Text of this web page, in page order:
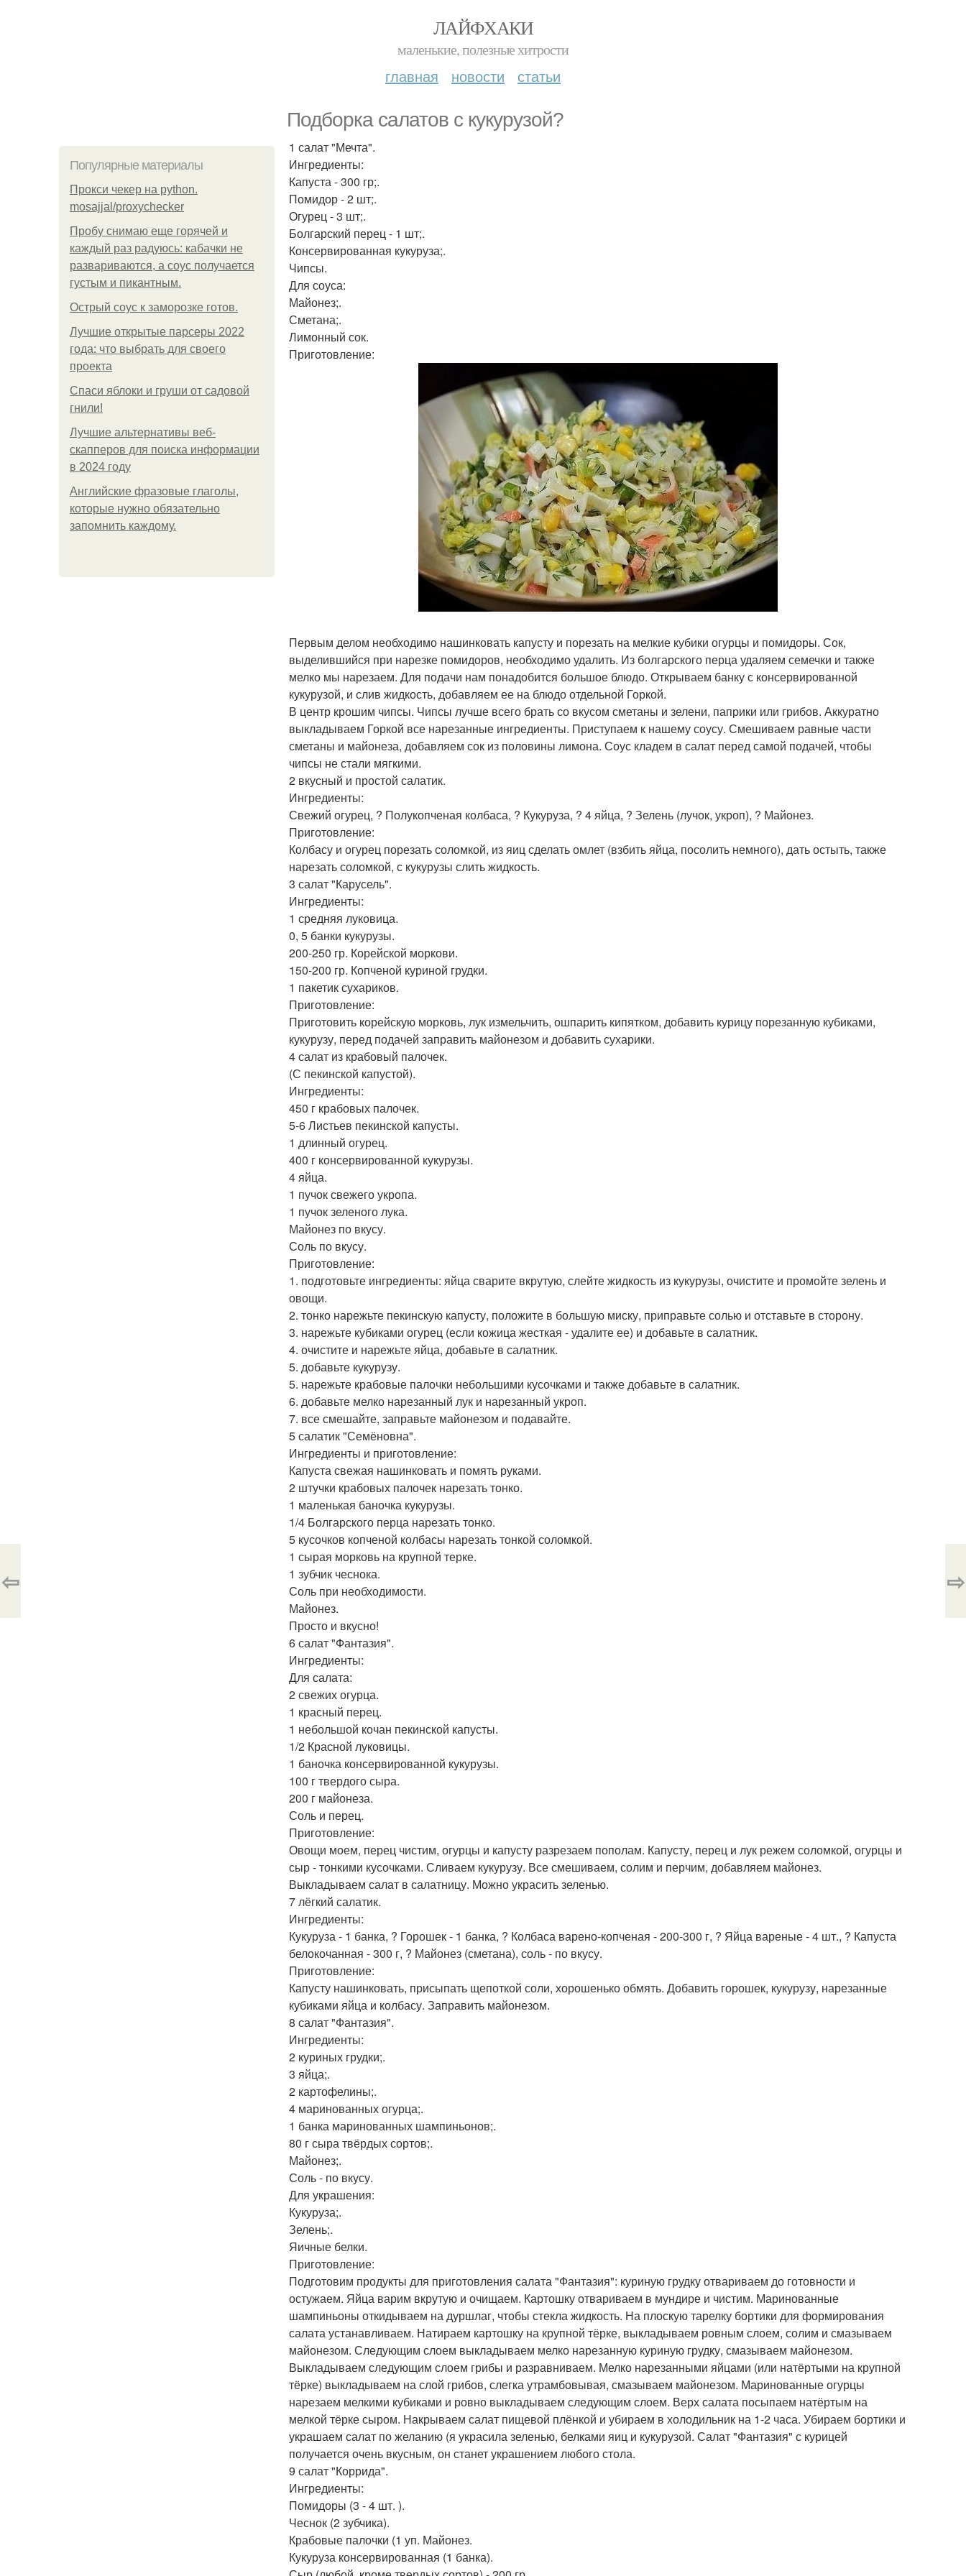
ЛАЙФХАКИ
маленькие, полезные хитрости
главная новости статьи
Подборка салатов с кукурузой?
Популярные материалы
Прокси чекер на python.
mosajjal/proxychecker
Пробу снимаю еще горячей и
каждый раз радуюсь: кабачки не
развариваются, а соус получается
густым и пикантным.
Острый соус к заморозке готов.
Лучшие открытые парсеры 2022
года: что выбрать для своего
проекта
Спаси яблоки и груши от садовой
гнили!
Лучшие альтернативы веб-
скапперов для поиска информации
в 2024 году
Английские фразовые глаголы,
которые нужно обязательно
запомнить каждому.
1 салат "Мечта".
Ингредиенты:
Капуста - 300 гр;.
Помидор - 2 шт;.
Огурец - 3 шт;.
Болгарский перец - 1 шт;.
Консервированная кукуруза;.
Чипсы.
Для соуса:
Майонез;.
Сметана;.
Лимонный сок.
Приготовление:
Первым делом необходимо нашинковать капусту и порезать на мелкие кубики огурцы и помидоры. Сок,
выделившийся при нарезке помидоров, необходимо удалить. Из болгарского перца удаляем семечки и также
мелко мы нарезаем. Для подачи нам понадобится большое блюдо. Открываем банку с консервированной
кукурузой, и слив жидкость, добавляем ее на блюдо отдельной Горкой.
В центр крошим чипсы. Чипсы лучше всего брать со вкусом сметаны и зелени, паприки или грибов. Аккуратно
выкладываем Горкой все нарезанные ингредиенты. Приступаем к нашему соусу. Смешиваем равные части
сметаны и майонеза, добавляем сок из половины лимона. Соус кладем в салат перед самой подачей, чтобы
чипсы не стали мягкими.
2 вкусный и простой салатик.
Ингредиенты:
Свежий огурец, ? Полукопченая колбаса, ? Кукуруза, ? 4 яйца, ? Зелень (лучок, укроп), ? Майонез.
Приготовление:
Колбасу и огурец порезать соломкой, из яиц сделать омлет (взбить яйца, посолить немного), дать остыть, также
нарезать соломкой, с кукурузы слить жидкость.
3 салат "Карусель".
Ингредиенты:
1 средняя луковица.
0, 5 банки кукурузы.
200-250 гр. Корейской моркови.
150-200 гр. Копченой куриной грудки.
1 пакетик сухариков.
Приготовление:
Приготовить корейскую морковь, лук измельчить, ошпарить кипятком, добавить курицу порезанную кубиками,
кукурузу, перед подачей заправить майонезом и добавить сухарики.
4 салат из крабовый палочек.
(С пекинской капустой).
Ингредиенты:
450 г крабовых палочек.
5-6 Листьев пекинской капусты.
1 длинный огурец.
400 г консервированной кукурузы.
4 яйца.
1 пучок свежего укропа.
1 пучок зеленого лука.
Майонез по вкусу.
Соль по вкусу.
Приготовление:
1. подготовьте ингредиенты: яйца сварите вкрутую, слейте жидкость из кукурузы, очистите и промойте зелень и
овощи.
2. тонко нарежьте пекинскую капусту, положите в большую миску, приправьте солью и отставьте в сторону.
3. нарежьте кубиками огурец (если кожица жесткая - удалите ее) и добавьте в салатник.
4. очистите и нарежьте яйца, добавьте в салатник.
5. добавьте кукурузу.
5. нарежьте крабовые палочки небольшими кусочками и также добавьте в салатник.
6. добавьте мелко нарезанный лук и нарезанный укроп.
7. все смешайте, заправьте майонезом и подавайте.
5 салатик "Семёновна".
Ингредиенты и приготовление:
Капуста свежая нашинковать и помять руками.
2 штучки крабовых палочек нарезать тонко.
1 маленькая баночка кукурузы.
1/4 Болгарского перца нарезать тонко.
5 кусочков копченой колбасы нарезать тонкой соломкой.
1 сырая морковь на крупной терке.
1 зубчик чеснока.
Соль при необходимости.
Майонез.
Просто и вкусно!
6 салат "Фантазия".
Ингредиенты:
Для салата:
2 свежих огурца.
1 красный перец.
1 небольшой кочан пекинской капусты.
1/2 Красной луковицы.
1 баночка консервированной кукурузы.
100 г твердого сыра.
200 г майонеза.
Соль и перец.
Приготовление:
Овощи моем, перец чистим, огурцы и капусту разрезаем пополам. Капусту, перец и лук режем соломкой, огурцы и
сыр - тонкими кусочками. Сливаем кукурузу. Все смешиваем, солим и перчим, добавляем майонез.
Выкладываем салат в салатницу. Можно украсить зеленью.
7 лёгкий салатик.
Ингредиенты:
Кукуруза - 1 банка, ? Горошек - 1 банка, ? Колбаса варено-копченая - 200-300 г, ? Яйца вареные - 4 шт., ? Капуста
белокочанная - 300 г, ? Майонез (сметана), соль - по вкусу.
Приготовление:
Капусту нашинковать, присыпать щепоткой соли, хорошенько обмять. Добавить горошек, кукурузу, нарезанные
кубиками яйца и колбасу. Заправить майонезом.
8 салат "Фантазия".
Ингредиенты:
2 куриных грудки;.
3 яйца;.
2 картофелины;.
4 маринованных огурца;.
1 банка маринованных шампиньонов;.
80 г сыра твёрдых сортов;.
Майонез;.
Соль - по вкусу.
Для украшения:
Кукуруза;.
Зелень;.
Яичные белки.
Приготовление:
Подготовим продукты для приготовления салата "Фантазия": куриную грудку отвариваем до готовности и
остужаем. Яйца варим вкрутую и очищаем. Картошку отвариваем в мундире и чистим. Маринованные
шампиньоны откидываем на дуршлаг, чтобы стекла жидкость. На плоскую тарелку бортики для формирования
салата устанавливаем. Натираем картошку на крупной тёрке, выкладываем ровным слоем, солим и смазываем
майонезом. Следующим слоем выкладываем мелко нарезанную куриную грудку, смазываем майонезом.
Выкладываем следующим слоем грибы и разравниваем. Мелко нарезанными яйцами (или натёртыми на крупной
тёрке) выкладываем на слой грибов, слегка утрамбовывая, смазываем майонезом. Маринованные огурцы
нарезаем мелкими кубиками и ровно выкладываем следующим слоем. Верх салата посыпаем натёртым на
мелкой тёрке сыром. Накрываем салат пищевой плёнкой и убираем в холодильник на 1-2 часа. Убираем бортики и
украшаем салат по желанию (я украсила зеленью, белками яиц и кукурузой. Салат "Фантазия" с курицей
получается очень вкусным, он станет украшением любого стола.
9 салат "Коррида".
Ингредиенты:
Помидоры (3 - 4 шт. ).
Чеснок (2 зубчика).
Крабовые палочки (1 уп. Майонез.
Кукуруза консервированная (1 банка).
⇦ ⇨